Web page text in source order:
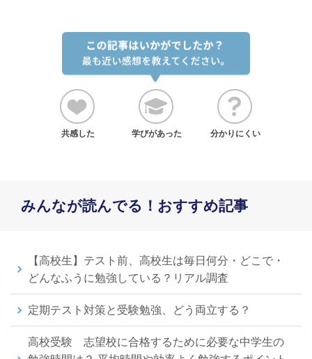
共感した 学びがあった 分かりにくい
みんなが読んでる！おすすめ記事
【高校生】テスト前、高校生は毎日何分・どこで・
どんなふうに勉強している？リアル調査
定期テスト対策と受験勉強、どう両立する？
高校受験 志望校に合格するために必要な中学生の